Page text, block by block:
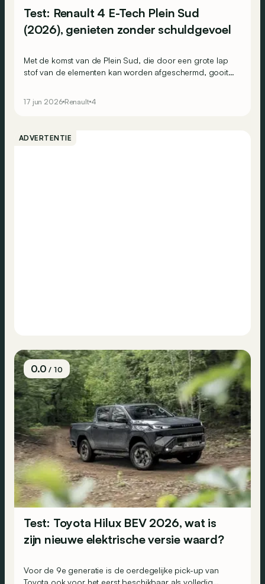
Test: Renault 4 E-Tech Plein Sud
(2026), genieten zonder schuldgevoel
Met de komst van de Plein Sud, die door een grote lap
stof van de elementen kan worden afgeschermd, gooit
17 jun 2026 Renault 4
ADVERTENTIE
0.0/ 10
Test: Toyota Hilux BEV 2026, wat is
zijn nieuwe elektrische versie waard?
Voor de 9e generatie is de oerdegelijke pick-up van